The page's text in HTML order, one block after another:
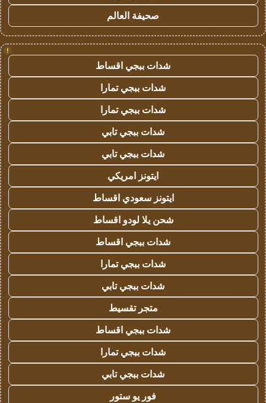
صحيفة العالم
!
شدات ببجي اقساط
شدات ببجي تمارا
شدات ببجي تمارا
شدات ببجي تابي
شدات ببجي تابي
ايتونز امريكي
ايتونز سعودي اقساط
شحن يلا لودو اقساط
شدات ببجي اقساط
شدات ببجي تمارا
شدات ببجي تابي
متجر تقسيط
شدات ببجي اقساط
شدات ببجي تمارا
شدات ببجي تابي
فور يو ستور